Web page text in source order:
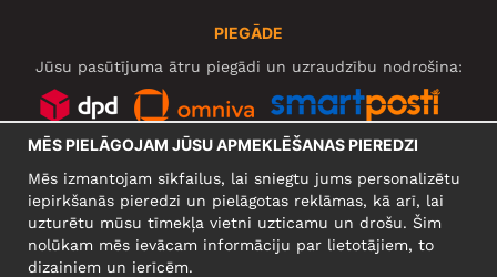
PIEGĀDE
Jūsu pasūtījuma ātru piegādi un uzraudzību nodrošina:
UZŅĒMUMS
MĒS PIELĀGOJAM JŪSU APMEKLĒŠANAS PIEREDZI
Mēs izmantojam sīkfailus, lai sniegtu jums personalizētu
iepirkšanās pieredzi un pielāgotas reklāmas, kā arī, lai
uzturētu mūsu tīmekļa vietni uzticamu un drošu. Šim
nolūkam mēs ievācam informāciju par lietotājiem, to
dizainiem un ierīcēm.